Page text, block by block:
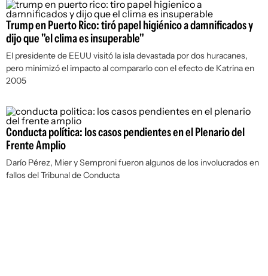
Trump en Puerto Rico: tiró papel higiénico a damnificados y
dijo que "el clima es insuperable"
El presidente de EEUU visitó la isla devastada por dos huracanes,
pero minimizó el impacto al compararlo con el efecto de Katrina en
2005
Conducta política: los casos pendientes en el Plenario del
Frente Amplio
Darío Pérez, Mier y Semproni fueron algunos de los involucrados en
fallos del Tribunal de Conducta